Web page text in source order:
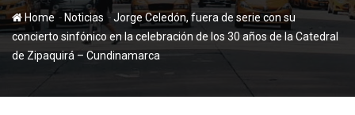
Home- Noticias -Jorge Celedón, fuera de serie con su
concierto sinfónico en la celebración de los 30 años de la Catedral
de Zipaquirá – Cundinamarca
paul
17 diciembre, 2025